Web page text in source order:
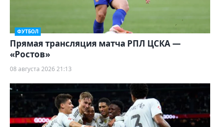
ФУТБОЛ
Прямая трансляция матча РПЛ ЦСКА —
«Ростов»
08 августа 2026 21:13